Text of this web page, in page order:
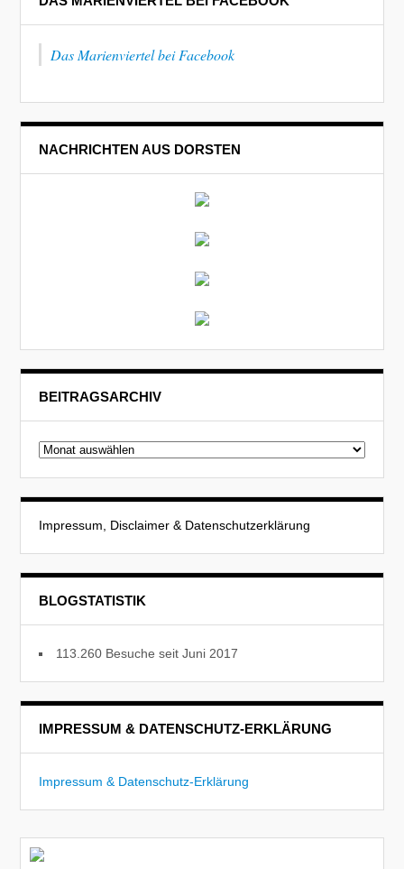
Das Marienviertel bei Facebook
NACHRICHTEN AUS DORSTEN
BEITRAGSARCHIV
Beitragsarchiv
Impressum, Disclaimer & Datenschutzerklärung
BLOGSTATISTIK
113.260 Besuche seit Juni 2017
IMPRESSUM & DATENSCHUTZ-ERKLÄRUNG
Impressum & Datenschutz-Erklärung